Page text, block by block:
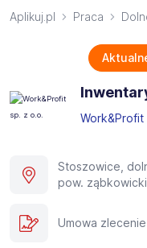
Aplikuj.pl Praca
Stoszowice,
pow. ząbkowicki
Umowa zlecenie